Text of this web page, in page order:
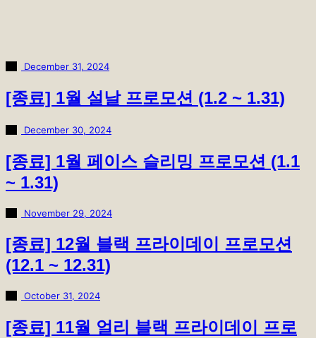
December 31, 2024
[종료] 1월 설날 프로모션 (1.2 ~ 1.31)
December 30, 2024
[종료] 1월 페이스 슬리밍 프로모션 (1.1
~ 1.31)
November 29, 2024
[종료] 12월 블랙 프라이데이 프로모션
(12.1 ~ 12.31)
October 31, 2024
[종료] 11월 얼리 블랙 프라이데이 프로